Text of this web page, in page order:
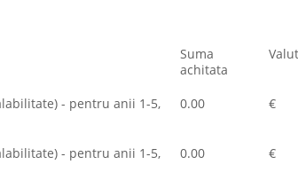
Suma
achitata
- pentru anii 1-5,
0.00 €
- pentru anii 1-5,
0.00 €